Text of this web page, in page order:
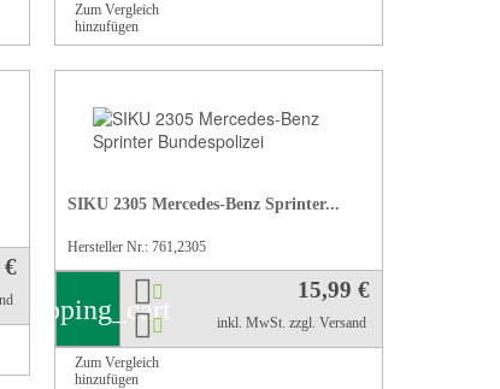
Zum Vergleich
hinzufügen
€
SIKU 2305 Mercedes-Benz Sprinter...
Hersteller Nr.: 761,2305
15,99 €
inkl. MwSt. zzgl. Versand
shopping_cart
Zum Vergleich
hinzufügen